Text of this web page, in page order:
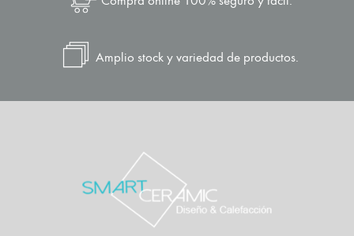
Amplio stock y variedad de productos.